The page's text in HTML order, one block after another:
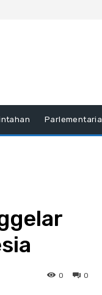
Parlementaria
0
0